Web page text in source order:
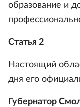
образование и
Статья 2
Настоящий
дня его
Губернатор